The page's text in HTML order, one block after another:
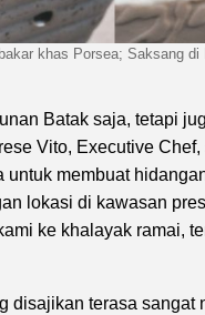
khas Porsea; Saksang
Batak saja, tetapi
Vito, Executive
membuat
lokasi di kawasan
ke khalayak ramai,
disajikan terasa